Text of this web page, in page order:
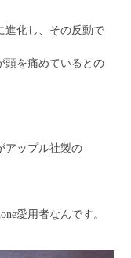
進化し、その反動で
頭を痛めているとの
アップル社製の
愛用者なんです。